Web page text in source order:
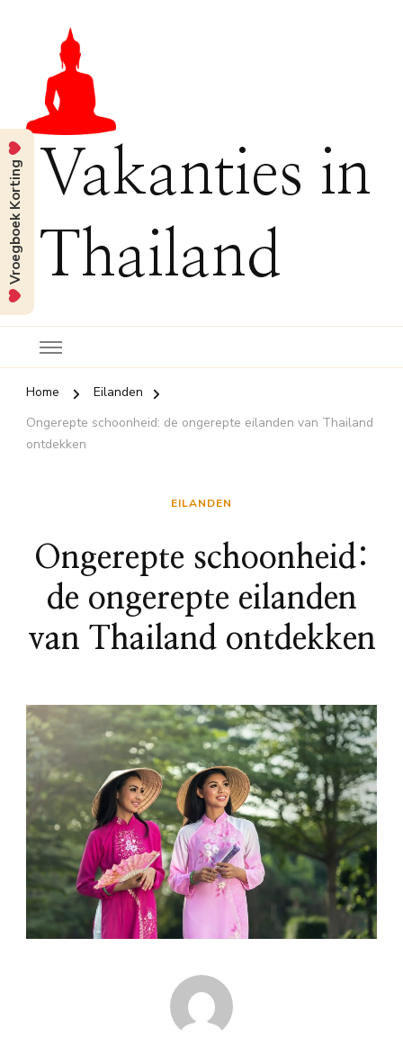
Vakanties in
Thailand
Home
Eilanden
Ongerepte schoonheid: de ongerepte eilanden van Thailand
ontdekken
EILANDEN
Ongerepte schoonheid:
de ongerepte eilanden
van Thailand ontdekken
Vroegboek Korting